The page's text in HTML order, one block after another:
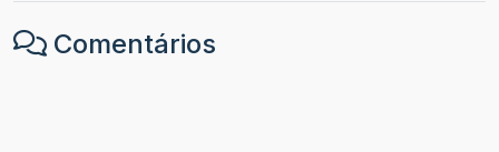
Comentários